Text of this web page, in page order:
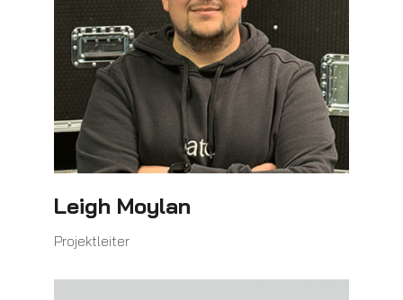
Leigh Moylan
Projektleiter